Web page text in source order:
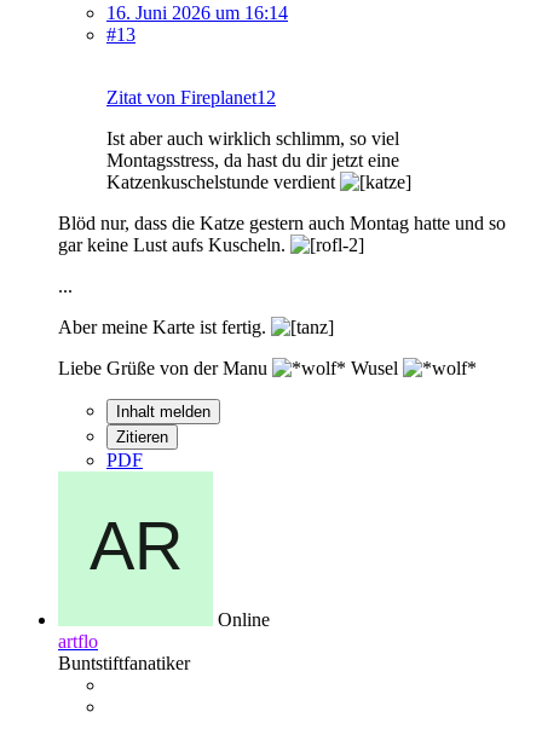
16. Juni 2026 um 16:14
#13
Zitat von Fireplanet12
Ist aber auch wirklich schlimm, so viel
Montagsstress, da hast du dir jetzt eine
Katzenkuschelstunde verdient
Blöd nur, dass die Katze gestern auch Montag hatte und so
gar keine Lust aufs Kuscheln.
...
Aber meine Karte ist fertig.
Liebe Grüße von der Manu
Wusel
Inhalt melden
Zitieren
PDF
Online
artflo
Buntstiftfanatiker